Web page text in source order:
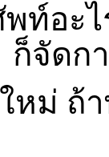
ท์อะ
ฯ ก็
หม่ ถ้